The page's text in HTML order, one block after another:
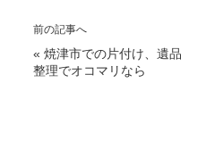
前の記事へ
« 焼津市での片付け、遺品
整理でオコマリなら